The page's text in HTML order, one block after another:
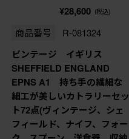
¥28,600 (税込)
商品番号 R-081324
ビンテージ イギリス
SHEFFIELD ENGLAND
EPNS A1 持ち手の繊細な
細工が美しいカトラリーセッ
ト72点(ヴィンテージ、シェ
フィールド、ナイフ、フォー